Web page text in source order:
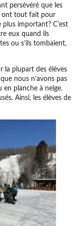
persévéré que les
ont tout fait pour
plus important? C’est
eux quand ils
ou s’ils tombaient,
la plupart des élèves
nous n’avons pas
en planche à neige.
Ainsi, les élèves de